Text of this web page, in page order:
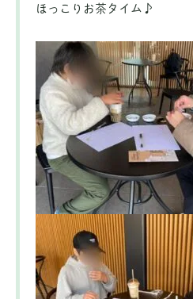
ほっこりお茶タイム♪